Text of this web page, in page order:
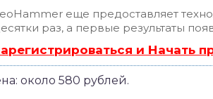
еще предоставляет
раз, а первые результаты
и Начать
около 580 рублей.